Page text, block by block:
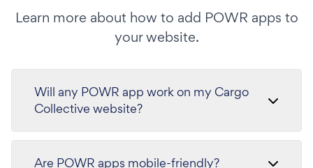
Learn more about how to add POWR apps to
your website.
Will any POWR app work on my Cargo
Collective website?
Are POWR apps mobile-friendly?